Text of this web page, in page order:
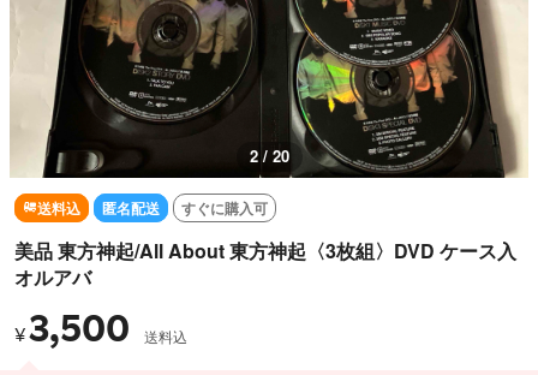
2 / 20
送料込 匿名配送 すぐに購入可
美品 東方神起/All About 東方神起〈3枚組〉DVD ケース入
オルアバ
¥3,500 送料込